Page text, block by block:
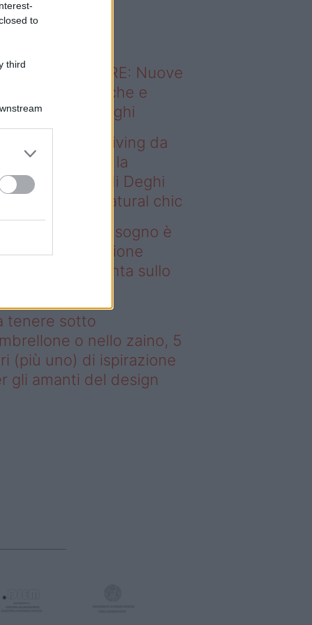
to
third
sapevi che...
ABITARE: Nuove
domestiche e
dei luoghi
– Avere un living da
è possibile: la
Karan di Deghi
sullo stile natural chic
un living da sogno è
la collezione
di Deghi punta sullo
tenere sotto
o nello zaino, 5
(più uno) di ispirazione
gli amanti del design